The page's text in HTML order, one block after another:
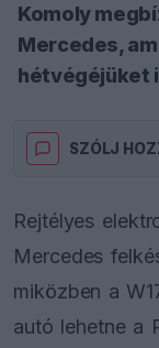
Komoly
Mercedes,
hétvégéjüket
SZÓLJ
Rejtélyes
Mercedes
miközben a
autó lehetne a